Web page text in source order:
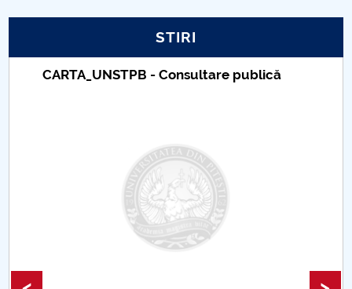
Protecția datelor personale
IOSUD/CSUD-Doctorate
Comisie de etica unversitară
Accesibilitate pentru studenții cu dizabilități
STIRI
Taxe de școlarizare indexate – Centrul